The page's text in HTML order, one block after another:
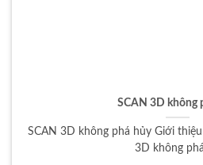
SCAN 3D không
SCAN 3D không phá hủy Giới
3D không phá